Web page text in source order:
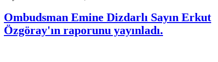
Ombudsman Emine Dizdarlı Sayın Erkut
Özgöray'ın raporunu yayınladı.